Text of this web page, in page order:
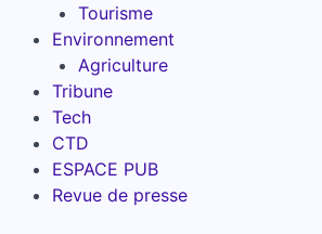
Tourisme
Environnement
Agriculture
Tribune
Tech
CTD
ESPACE PUB
Revue de presse